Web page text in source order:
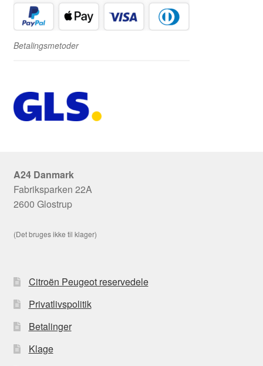
Betalingsmetoder
A24 Danmark
Fabriksparken 22A
2600 Glostrup
(Det bruges ikke til klager)
Citroën Peugeot reservedele
Privatlivspolitik
Betalinger
Klage